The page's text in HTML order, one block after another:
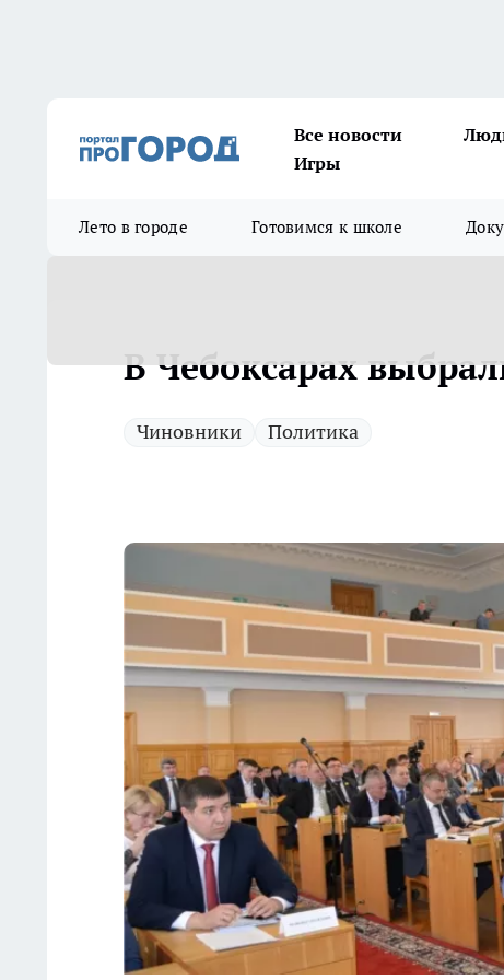
Все новости
Игры
Лето в городе Готовимся к школе
В Чебоксарах
Чиновники Политика